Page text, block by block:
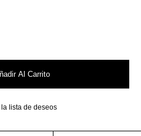
Al Carrito
lista de deseos